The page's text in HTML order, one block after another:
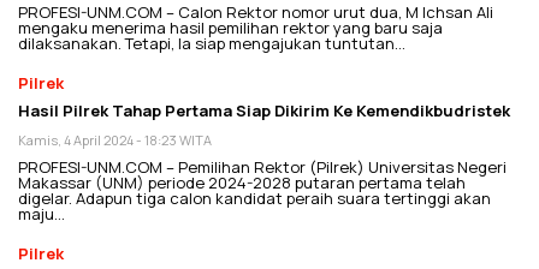
PROFESI-UNM.COM – Calon Rektor nomor urut dua, M Ichsan Ali
mengaku menerima hasil pemilihan rektor yang baru saja
dilaksanakan. Tetapi, Ia siap mengajukan tuntutan…
Pilrek
Hasil Pilrek Tahap Pertama Siap Dikirim Ke Kemendikbudristek
Kamis, 4 April 2024 - 18:23 WITA
PROFESI-UNM.COM – Pemilihan Rektor (Pilrek) Universitas Negeri
Makassar (UNM) periode 2024-2028 putaran pertama telah
digelar. Adapun tiga calon kandidat peraih suara tertinggi akan
maju…
Pilrek